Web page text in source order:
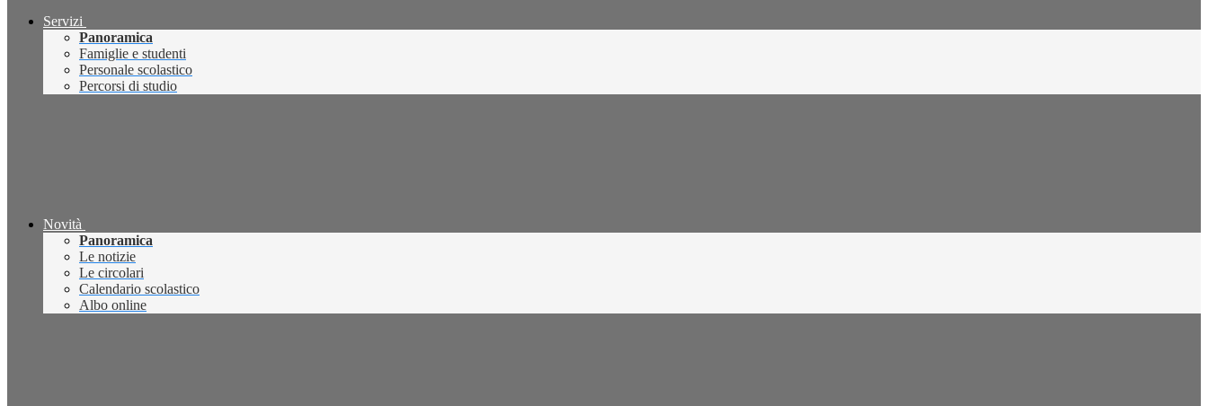
Servizi
Panoramica
Famiglie e studenti
Personale scolastico
Percorsi di studio
Novità
Panoramica
Le notizie
Le circolari
Calendario scolastico
Albo online